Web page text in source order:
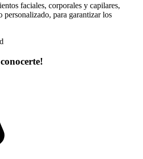
faciales, corporales y capilares,
personalizado, para garantizar los